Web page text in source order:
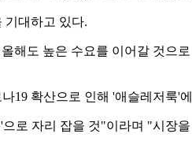
기대하고 있다.
도 높은 수요를 이어갈 것으
19 확산으로 인해 '애슬레저룩'
로 자리 잡을 것"이라며 "시장